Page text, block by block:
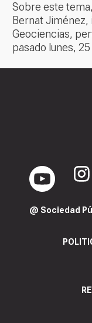
Sobre este
Bernat
Geociencias,
pasado lunes,
@ Sociedad